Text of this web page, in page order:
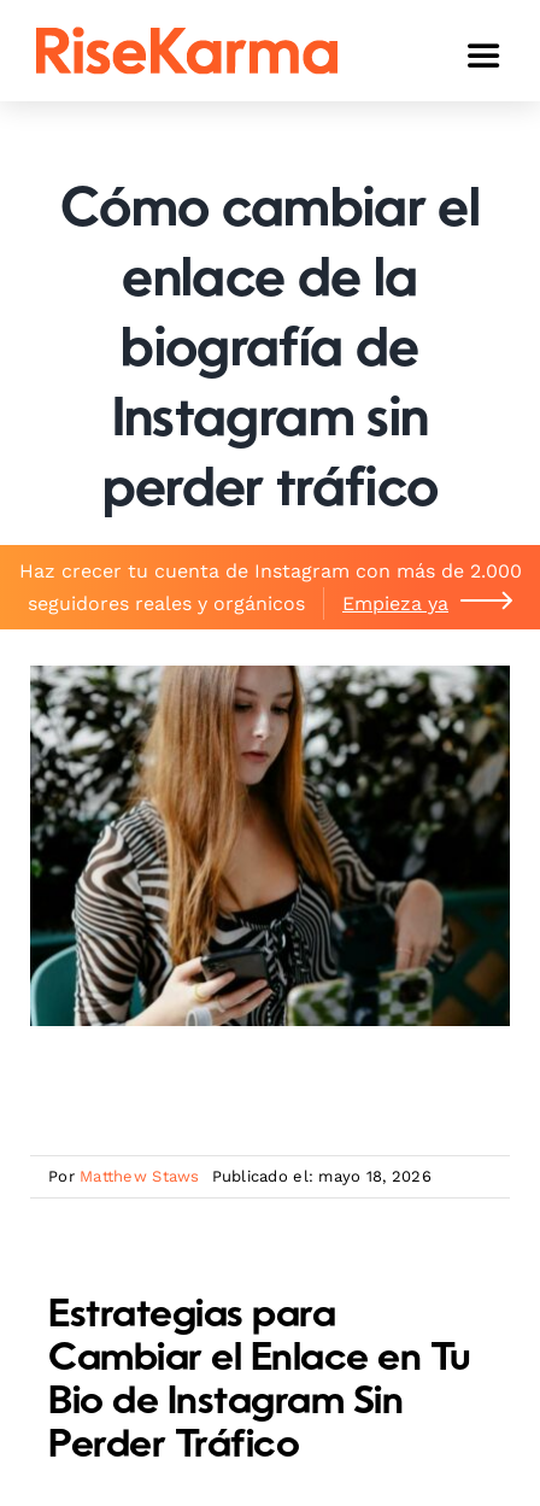
Toggle
TikTok
Facebook
Twitter (𝕏)
Español
Cómo cambiar el
enlace de la
biografía de
Instagram sin
perder tráfico
Haz crecer tu cuenta de Instagram con más de 2.000
seguidores reales y orgánicos
Empieza ya
Por Matthew Staws Publicado el: mayo 18, 2026
Estrategias para
Cambiar el Enlace en Tu
Bio de Instagram Sin
Perder Tráfico